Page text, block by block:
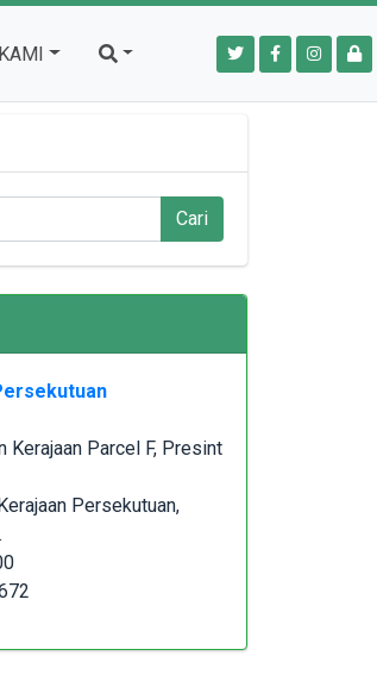
Cari
Kerajaan Parcel F, Presint
Persekutuan,